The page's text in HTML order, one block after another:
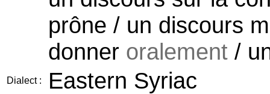
prône / un discours
donner oralement /
Dialect :
Eastern Syriac